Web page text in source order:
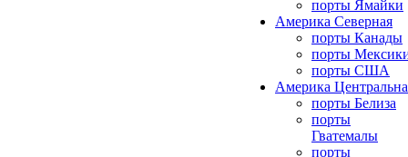
порты Ямайки
Америка Северная
порты Канады
порты
порты США
Америка
порты Белиза
порты
Гватемалы
порты